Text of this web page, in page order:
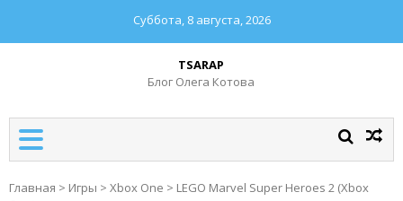
Суббота, 8 августа, 2026
TSARAP
Блог Олега Котова
Главная > Игры > Xbox One > LEGO Marvel Super Heroes 2 (Xbox